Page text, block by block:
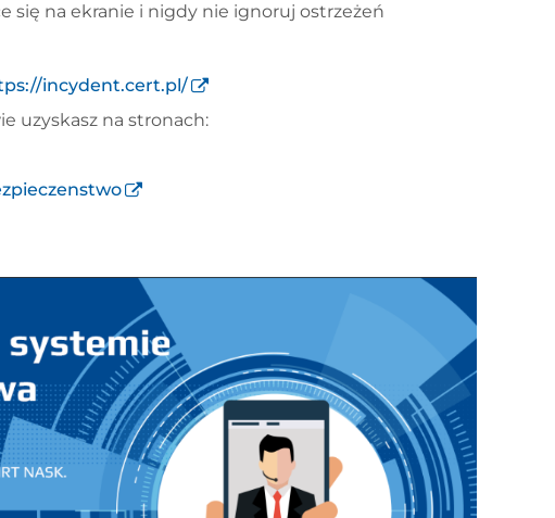
się na ekranie i nigdy nie ignoruj ostrzeżeń
incydent.cert.pl/
uzyskasz na stronach: